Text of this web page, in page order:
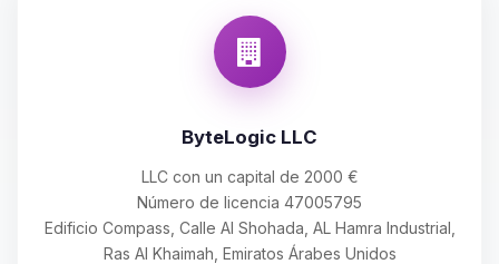
ByteLogic LLC
LLC con un capital de 2000 €
Número de licencia 47005795
Edificio Compass, Calle Al Shohada, AL Hamra Industrial,
Ras Al Khaimah, Emiratos Árabes Unidos